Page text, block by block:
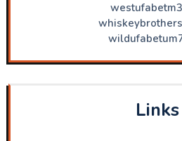
Links